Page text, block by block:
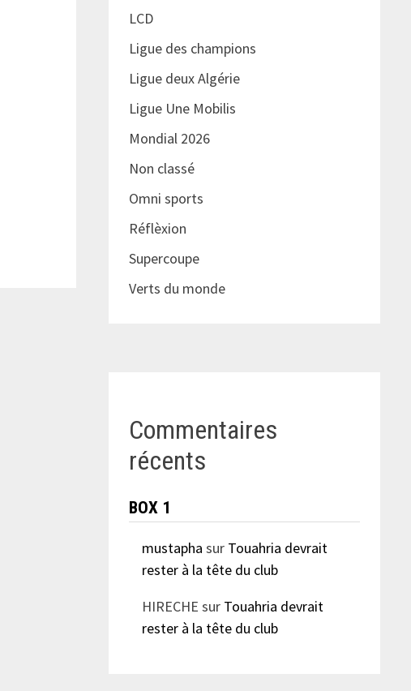
LCD
Ligue des champions
Ligue deux Algérie
Ligue Une Mobilis
Mondial 2026
Non classé
Omni sports
Réflèxion
Supercoupe
Verts du monde
Commentaires
récents
BOX 1
mustapha sur Touahria devrait
rester à la tête du club
HIRECHE sur Touahria devrait
rester à la tête du club